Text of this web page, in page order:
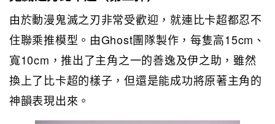
由於動漫鬼滅之刃非常受歡迎，就連比卡超都忍不
住聯乘推模型。由Ghost 團隊製作，每隻高15cm、
寬10cm ，推出了主角之一的善逸及伊之助 ，雖然
換上了比卡超的樣子，但還是能成功將原著主角的
神韻表現出來。